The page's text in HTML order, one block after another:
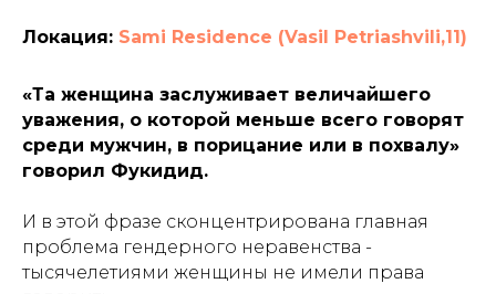
Локация: Sami Residence (Vasil Petriashvili,11)
«Та женщина заслуживает величайшего
уважения, о которой меньше всего говорят
среди мужчин, в порицание или в похвалу»
говорил Фукидид.
И в этой фразе сконцентрирована главная
проблема гендерного неравенства -
тысячелетиями женщины не имели права